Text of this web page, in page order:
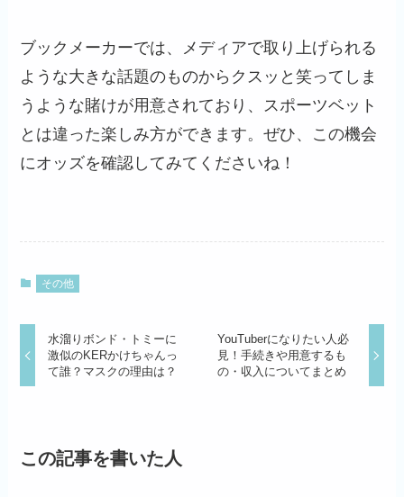
ブックメーカーでは、メディアで取り上げられる
ような大きな話題のものからクスッと笑ってしま
うような賭けが用意されており、スポーツベット
とは違った楽しみ方ができます。ぜひ、この機会
にオッズを確認してみてくださいね！
その他
水溜りボンド・トミーに
激似のKERかけちゃんっ
て誰？マスクの理由は？
YouTuberになりたい人必
見！手続きや用意するも
の・収入についてまとめ
この記事を書いた人